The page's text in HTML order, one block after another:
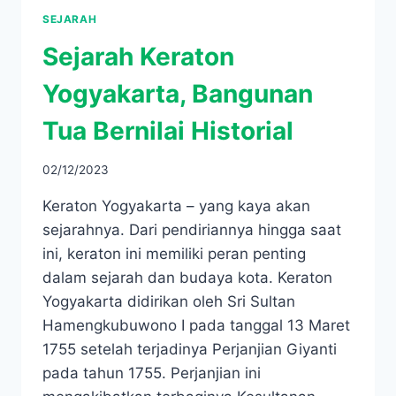
SEJARAH
Sejarah Keraton
Yogyakarta, Bangunan
Tua Bernilai Historial
02/12/2023
Keraton Yogyakarta – yang kaya akan
sejarahnya. Dari pendiriannya hingga saat
ini, keraton ini memiliki peran penting
dalam sejarah dan budaya kota. Keraton
Yogyakarta didirikan oleh Sri Sultan
Hamengkubuwono I pada tanggal 13 Maret
1755 setelah terjadinya Perjanjian Giyanti
pada tahun 1755. Perjanjian ini